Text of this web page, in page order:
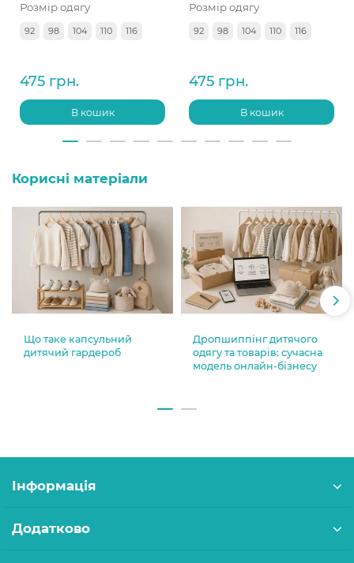
Розмір одягу
92 98 104 110 116
475 грн.
В кошик
Розмір одягу
92 98 104 110 116
475 грн.
В кошик
Корисні матеріали
Що таке капсульний
дитячий гардероб
Дропшиппінг дитячого
одягу та товарів: сучасна
модель онлайн-бізнесу
Інформація
Додатково